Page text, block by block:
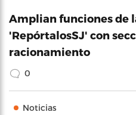
Amplian funciones de
'RepórtalosSJ' con
racionamiento
0
Noticias